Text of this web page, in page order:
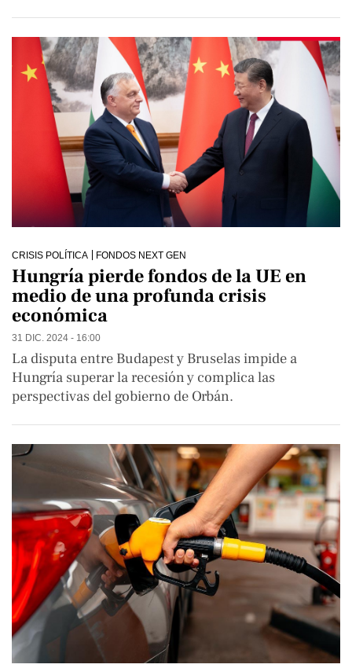
CRISIS POLÍTICA FONDOS NEXT GEN
Hungría pierde fondos de la UE en
medio de una profunda crisis
económica
31 DIC. 2024 - 16:00
La disputa entre Budapest y Bruselas impide a
Hungría superar la recesión y complica las
perspectivas del gobierno de Orbán.